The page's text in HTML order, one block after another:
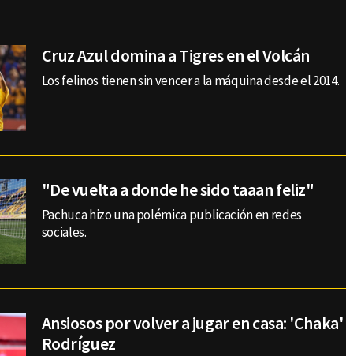
Cruz Azul domina a Tigres en el Volcán
Los felinos tienen sin vencer a la máquina desde el 2014.
"De vuelta a donde he sido taaan feliz"
Pachuca hizo una polémica publicación en redes
sociales.
Ansiosos por volver a jugar en casa: 'Chaka'
Rodríguez